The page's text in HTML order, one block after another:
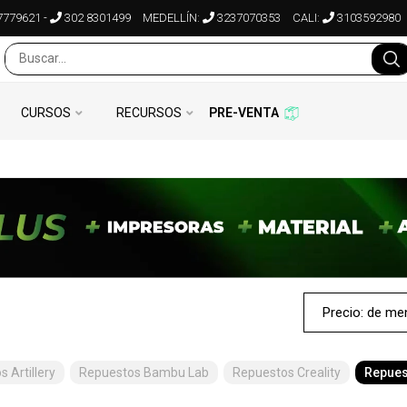
- 302 8301499 MEDELLÍN: 3237070353 CALI: 3103592980
CURSOS RECURSOS PRE-VENTA
Artillery Repuestos Bambu Lab Repuestos Creality